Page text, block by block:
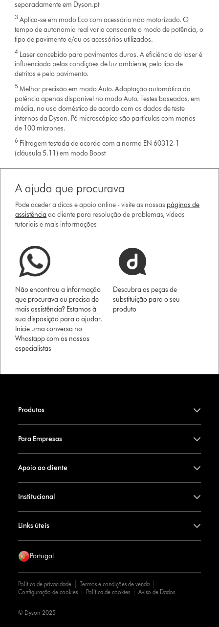
separadamente em Dyson.pt
3 Aplica-se em modo Eco com acessório não motorizado. O
tempo de autonomia real varia consoante o modo de potência, o
tipo de pavimento e/ou os acessórios utilizados.
4 Laser concebido para pavimentos duros. A eficiência do laser é
influenciada pelas condições de luz ambiente, pelo tipo de
detritos e pelo pavimento.
5 Melhor precisão em modo Auto. Adaptação automática da
potência apenas disponível no modo Auto. Testes baseados, em
média, no uso doméstico de acordo com os dados de teste
internos da Dyson. Pó microscópico são partículas com menos
de 100 mícrones.
6 Filtragem testada de acordo com a norma EN 60312-1
(cláusula 5.11) em modo Boost
A ajuda que procurava
Pode aceder a dicas e apoio online - visite as nossas páginas de
assistência ao cliente para resolução de problemas, vídeos
tutoriais e mais informações
Não encontrou a informação
que procurava ou precisa de
mais assistência? Estamos à
sua disposição para o ajudar.
Inicie uma conversa no
Whastapp com os nossos
especialistas
Descubra as peças de
substituição para o seu
produto
Produtos
Para Empresas
Apoio ao cliente
Institucional
Links úteis
Portugal
Política de privacidade
Termos e condições de venda
Configuração de cookies
Política de cookies Aviso de Dados
© Dyson 2025